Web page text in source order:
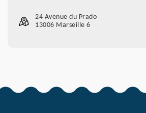
24 Avenue du Prado
13006 Marseille 6